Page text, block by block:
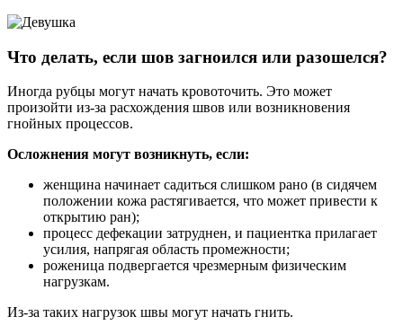
Что делать, если шов загноился или разошелся?
Иногда рубцы могут начать кровоточить. Это может
произойти из-за расхождения швов или возникновения
гнойных процессов.
Осложнения могут возникнуть, если:
женщина начинает садиться слишком рано (в сидячем
положении кожа растягивается, что может привести к
открытию ран);
процесс дефекации затруднен, и пациентка прилагает
усилия, напрягая область промежности;
роженица подвергается чрезмерным физическим
нагрузкам.
Из-за таких нагрузок швы могут начать гнить.